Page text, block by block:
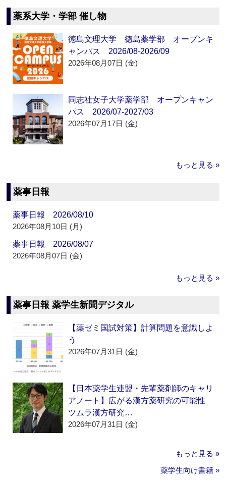
薬系大学・学部 催し物
徳島文理大学 徳島薬学部 オープンキ
ャンパス 2026/08-2026/09
2026年08月07日 (金)
同志社女子大学薬学部 オープンキャン
パス 2026/07-2027/03
2026年07月17日 (金)
もっと見る »
薬事日報
薬事日報 2026/08/10
2026年08月10日 (月)
薬事日報 2026/08/07
2026年08月07日 (金)
もっと見る »
薬事日報 薬学生新聞デジタル
【薬ゼミ国試対策】計算問題を意識しよ
う
2026年07月31日 (金)
【日本薬学生連盟・先輩薬剤師のキャリ
アノート】広がる漢方薬研究の可能性
ツムラ漢方研究…
2026年07月31日 (金)
もっと見る »
薬学生向け書籍 »